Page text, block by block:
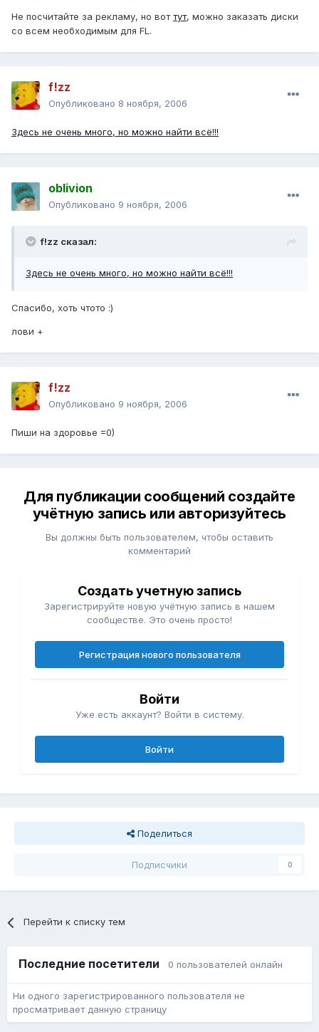
Не посчитайте за рекламу, но воттут, можно заказать диски
со всем необходимым для FL.
f!zz
Опубликовано 8 ноября, 2006
Здесь не очень много, но можно найти всё!!!
oblivion
Опубликовано 9 ноября, 2006
f!zz сказал:
Здесь не очень много, но можно найти всё!!!
Спасибо, хоть чтото :)
лови +
f!zz
Опубликовано 9 ноября, 2006
Пиши на здоровье =0)
Для публикации сообщений создайте
учётную запись или авторизуйтесь
Вы должны быть пользователем, чтобы оставить
комментарий
Создать учетную запись
Зарегистрируйте новую учётную запись в нашем
сообществе. Это очень просто!
Регистрация нового пользователя
Войти
Уже есть аккаунт? Войти в систему.
Войти
Поделиться
Подписчики 0
Перейти к списку тем
Последние посетители 0 пользователей онлайн
Ни одного зарегистрированного пользователя не
просматривает данную страницу